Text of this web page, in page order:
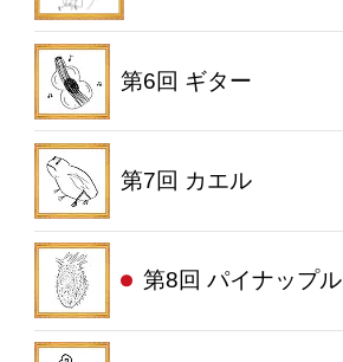
第6回 ギター
第7回 カエル
第8回 パイナップル